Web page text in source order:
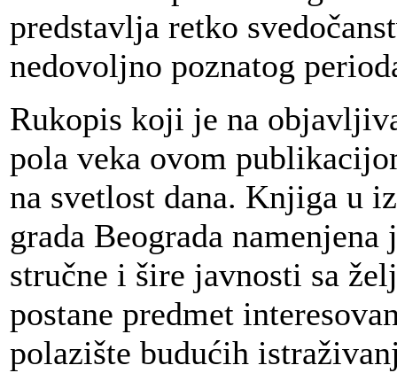
predstavlja retko
nedovoljno poznatog
Rukopis koji je na
pola veka ovom
na svetlost dana. Knjiga u
grada Beograda
stručne i šire javnosti sa
postane predmet
polazište budućih